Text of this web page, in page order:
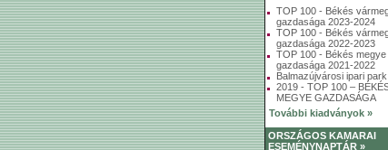
TOP 100 - Békés
gazdasága 2023-2024
TOP 100 - Békés
gazdasága 2022-2023
TOP 100 - Békés megye
gazdasága 2021-2022
Balmazújvárosi ipari park
2019 - TOP 100 –
MEGYE GAZDASÁGA
További kiadványok »
ORSZÁGOS KAMARAI
ESEMÉNYNAPTÁR »